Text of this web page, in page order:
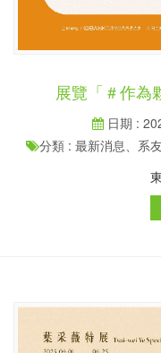
展覽「＃作為
日期 :
分類 : 最新消息、系